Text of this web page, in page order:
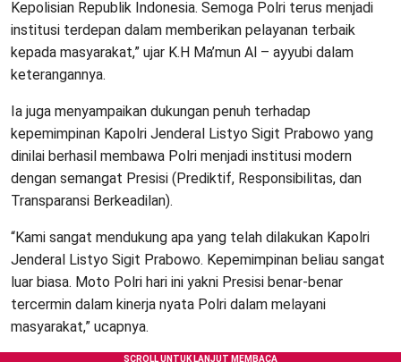
Kepolisian Republik Indonesia. Semoga Polri terus menjadi
institusi terdepan dalam memberikan pelayanan terbaik
kepada masyarakat,” ujar K.H Ma’mun Al – ayyubi dalam
keterangannya.
Ia juga menyampaikan dukungan penuh terhadap
kepemimpinan Kapolri Jenderal Listyo Sigit Prabowo yang
dinilai berhasil membawa Polri menjadi institusi modern
dengan semangat Presisi (Prediktif, Responsibilitas, dan
Transparansi Berkeadilan).
“Kami sangat mendukung apa yang telah dilakukan Kapolri
Jenderal Listyo Sigit Prabowo. Kepemimpinan beliau sangat
luar biasa. Moto Polri hari ini yakni Presisi benar-benar
tercermin dalam kinerja nyata Polri dalam melayani
masyarakat,” ucapnya.